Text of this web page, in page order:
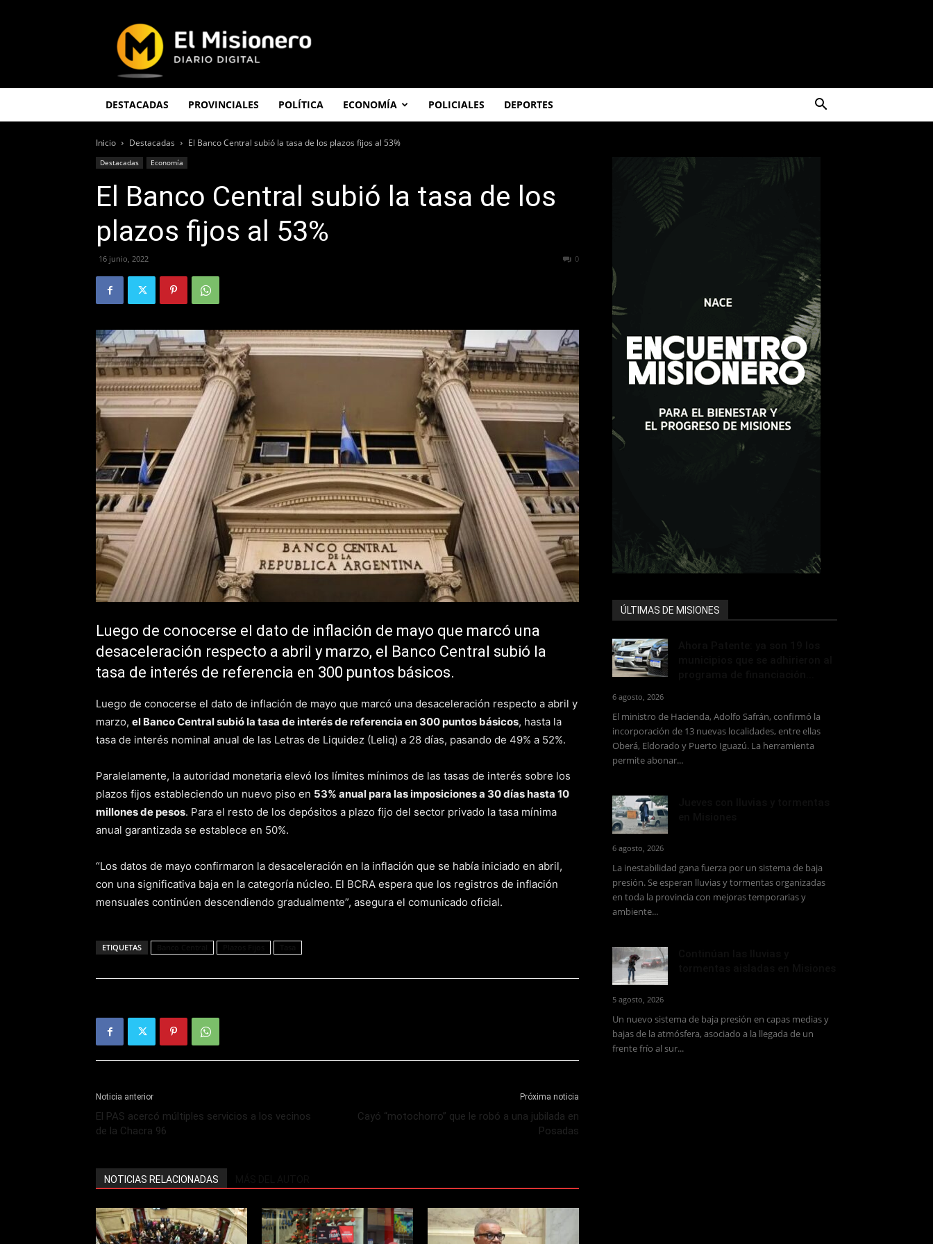
Misionero
DESTACADAS PROVINCIALES POLÍTICA ECONOMÍA POLICIALES DEPORTES
Inicio Destacadas El Banco Central subió la tasa de los plazos fijos al 53%
Destacadas Economía
El Banco Central subió la tasa de los
plazos fijos al 53%
16 junio, 2022 0
Luego de conocerse el dato de inflación de mayo que marcó una
desaceleración respecto a abril y marzo, el Banco Central subió la
tasa de interés de referencia en 300 puntos básicos.
Luego de conocerse el dato de inflación de mayo que marcó una desaceleración respecto a abril y
marzo, el Banco Central subió la tasa de interés de referencia en 300 puntos básicos, hasta la
tasa de interés nominal anual de las Letras de Liquidez (Leliq) a 28 días, pasando de 49% a 52%.
Paralelamente, la autoridad monetaria elevó los límites mínimos de las tasas de interés sobre los
plazos fijos estableciendo un nuevo piso en 53% anual para las imposiciones a 30 días hasta 10
millones de pesos. Para el resto de los depósitos a plazo fijo del sector privado la tasa mínima
anual garantizada se establece en 50%.
“Los datos de mayo confirmaron la desaceleración en la inflación que se había iniciado en abril,
con una significativa baja en la categoría núcleo. El BCRA espera que los registros de inflación
mensuales continúen descendiendo gradualmente”, asegura el comunicado oficial.
ETIQUETAS
Noticia anterior
El PAS acercó múltiples servicios a los vecinos
de la Chacra 96
Próxima noticia
Cayó “motochorro” que le robó a una jubilada en
Posadas
NOTICIAS RELACIONADAS
ÚLTIMAS DE MISIONES
6 agosto, 2026
El ministro de Hacienda, Adolfo Safrán, confirmó la
incorporación de 13 nuevas localidades, entre ellas
Oberá, Eldorado y Puerto Iguazú. La herramienta
permite abonar...
6 agosto, 2026
La inestabilidad gana fuerza por un sistema de baja
presión. Se esperan lluvias y tormentas organizadas
en toda la provincia con mejoras temporarias y
ambiente...
5 agosto, 2026
Un nuevo sistema de baja presión en capas medias y
bajas de la atmósfera, asociado a la llegada de un
frente frío al sur...